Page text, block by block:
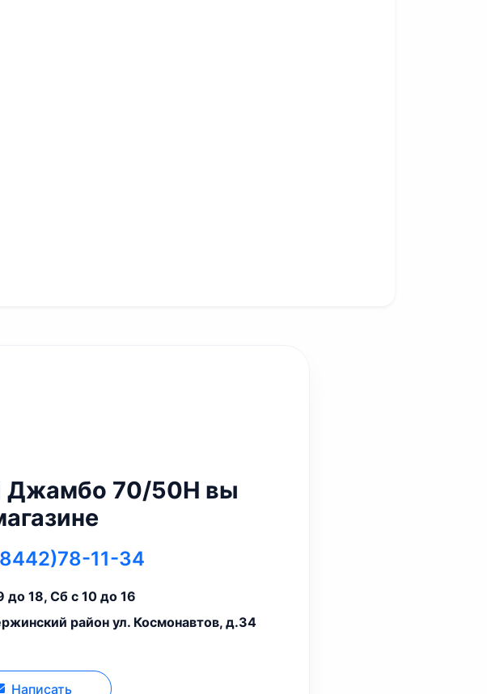
Джамбо 70/50Н вы
11-34
до 18, Сб с 10 до 16
район ул. Космонавтов, д.34
Написать